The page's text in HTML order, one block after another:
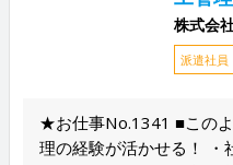
株式会
派遣社員
★お仕事No.1341 ■この
理の経験が活かせる！ ・